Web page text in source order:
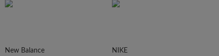
New Balance NIKE